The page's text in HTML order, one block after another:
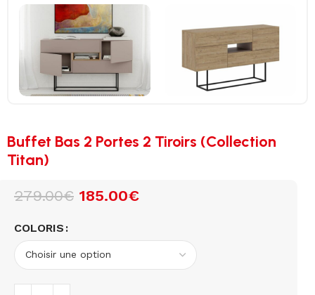
Buffet Bas 2 Portes 2 Tiroirs (Collection
Titan)
279.00€ 185.00€
COLORIS